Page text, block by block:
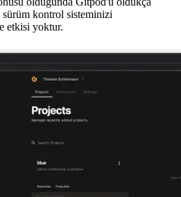
biri şu anda üç sağlayıcı
olduğunda Gitpod'u oldukça
sürüm kontrol sisteminizi
etkisi yoktur.